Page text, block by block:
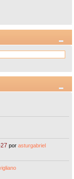
porasturgabriel